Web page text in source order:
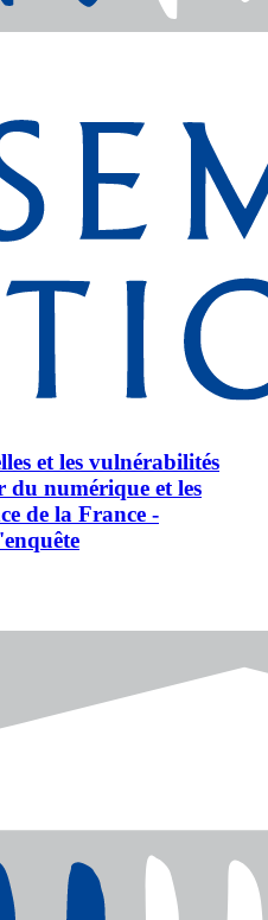
et les vulnérabilités
du numérique et les
de la France -